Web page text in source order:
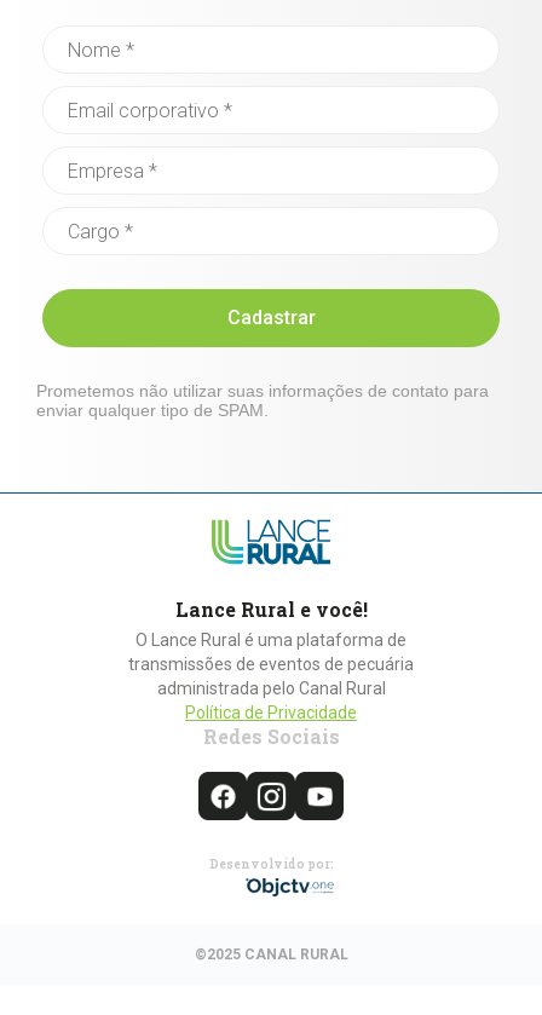
Cadastrar
Prometemos não utilizar suas informações de contato para
enviar qualquer tipo de SPAM.
Lance Rural e você!
O Lance Rural é uma plataforma de
transmissões de eventos de pecuária
administrada pelo Canal Rural
Política de Privacidade
Redes Sociais
Desenvolvido por:
©2025 CANAL RURAL